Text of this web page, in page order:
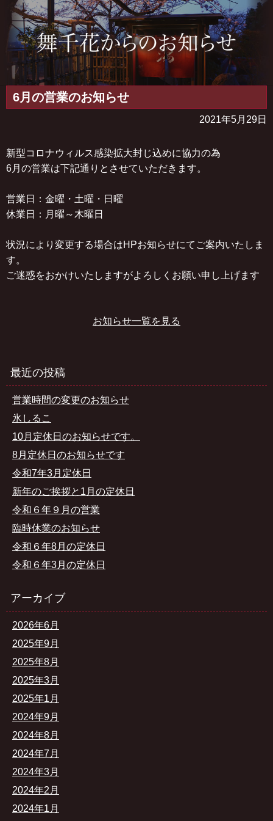
6月の営業のお知らせ
2021年5月29日
新型コロナウィルス感染拡大封じ込めに協力の為
6月の営業は下記通りとさせていただきます。
営業日：金曜・土曜・日曜
休業日：月曜～木曜日
状況により変更する場合はHPお知らせにてご案内いたしま
す。
ご迷惑をおかけいたしますがよろしくお願い申し上げます
お知らせ一覧を見る
最近の投稿
営業時間の変更のお知らせ
氷しるこ
10月定休日のお知らせです。
8月定休日のお知らせです
令和7年3月定休日
新年のご挨拶と1月の定休日
令和６年９月の営業
臨時休業のお知らせ
令和６年8月の定休日
令和６年3月の定休日
アーカイブ
2026年6月
2025年9月
2025年8月
2025年3月
2025年1月
2024年9月
2024年8月
2024年7月
2024年3月
2024年2月
2024年1月